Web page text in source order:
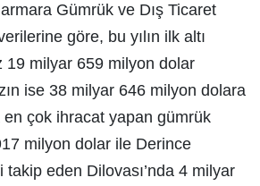
Gümrük ve Dış Ticaret
göre, bu yılın ilk altı
19 milyar 659 milyon dolar
ise 38 milyar 646 milyon dolara
en çok ihracat yapan gümrük
milyon dolar ile Derince
takip eden Dilovası’nda 4 milyar